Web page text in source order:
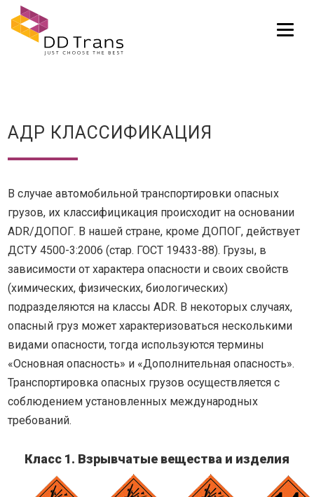
АДР КЛАССИФИКАЦИЯ
В случае автомобильной транспортировки опасных
грузов, их классифицикация происходит на основании
ADR/ДОПОГ. В нашей стране, кроме ДОПОГ, действует
ДСТУ 4500-3:2006 (стар. ГОСТ 19433-88). Грузы, в
зависимости от характера опасности и своих свойств
(химических, физических, биологических)
подразделяются на классы ADR. В некоторых случаях,
опасный груз может характеризоваться несколькими
видами опасности, тогда используются термины
«Основная опасность» и «Дополнительная опасность».
Транспортировка опасных грузов осуществляется с
соблюдением установленных международных
требований.
Класс 1. Взрывчатые вещества и изделия